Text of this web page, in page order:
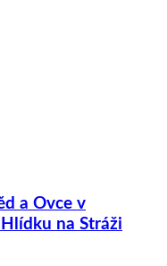
a Ovce v
na Stráži